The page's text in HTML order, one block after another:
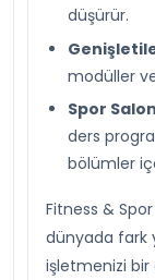
düşürür.
modüller
Spor
ders
bölümler
Fitness &
dünyada fark
işletmenizi bir